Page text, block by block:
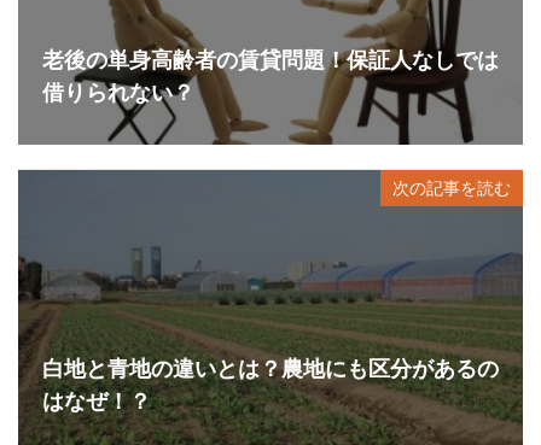
老後の単身高齢者の賃貸問題！保証人なしでは
借りられない？
次の記事を読む
白地と青地の違いとは？農地にも区分があるの
はなぜ！？